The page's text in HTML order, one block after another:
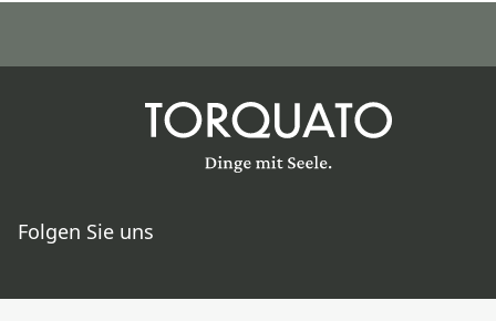
Folgen Sie uns